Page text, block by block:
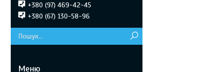
+380 (97) 469-42-45
+380 (67) 130-58-96